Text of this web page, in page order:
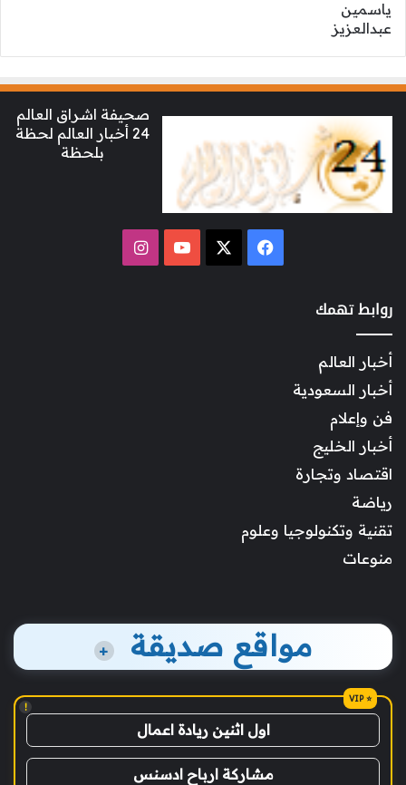
صحيفة اشراق العالم
24 أخبار العالم لحظة
بلحظة
فيسبوك ‫YouTubeانستقرام
روابط تهمك
أخبار العالم
أخبار السعودية
فن وإعلام
أخبار الخليج
اقتصاد وتجارة
رياضة
تقنية وتكنولوجيا وعلوم
منوعات
مواقع صديقة +
!
اول اثنين ريادة اعمال
مشاركة ارباح ادسنس